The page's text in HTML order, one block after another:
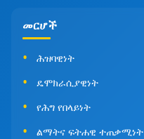
መርሆች
ሕዝባዊነት
ዴሞክራሲያዊነት
የሕግ የበላይነት
ልማትና ፍትሐዊ ተጠቃሚነት